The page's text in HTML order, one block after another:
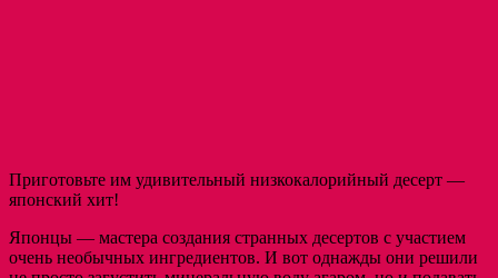
Приготовьте им удивительный низкокалорийный десерт —
японский хит!
Японцы — мастера создания странных десертов с участием
очень необычных ингредиентов. И вот однажды они решили